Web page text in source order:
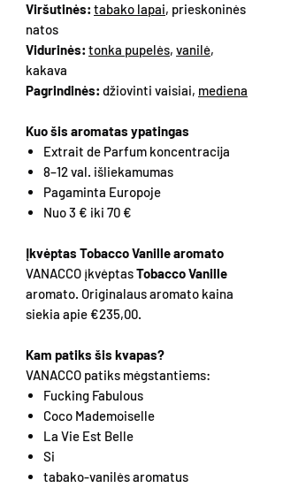
Viršutinės: tabako lapai, prieskoninės
natos
Vidurinės: tonka pupelės, vanilė,
kakava
Pagrindinės: džiovinti vaisiai, mediena
Kuo šis aromatas ypatingas
Extrait de Parfum koncentracija
8–12 val. išliekamumas
Pagaminta Europoje
Nuo 3 € iki 70 €
Įkvėptas Tobacco Vanille aromato
VANACCO įkvėptasTobacco Vanille
aromato. Originalaus aromato kaina
siekia apie €235,00.
Kam patiks šis kvapas?
VANACCO patiks mėgstantiems:
Fucking Fabulous
Coco Mademoiselle
La Vie Est Belle
Si
tabako-vanilės aromatus